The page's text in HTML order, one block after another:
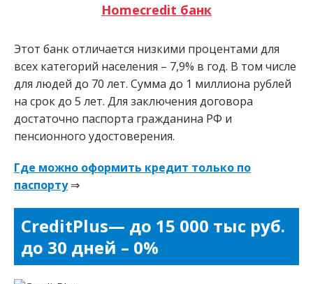
Homecredit банк
Этот банк отличается низкими процентами для
всех категорий населения – 7,9% в год. В том числе
для людей до 70 лет. Сумма до 1 миллиона рублей
на срок до 5 лет. Для заключения договора
достаточно паспорта гражданина РФ и
пенсионного удостоверения.
Где можно оформить кредит только по
паспорту⇒
CreditPlus— до 15 000 тыс руб.
до 30 дней – 0%